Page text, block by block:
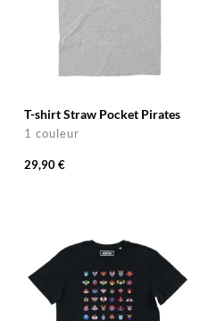
T-shirt Straw Pocket Pirates
1 couleur
29,90 €